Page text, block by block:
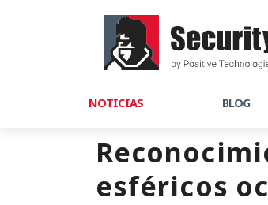
NOTICIAS BLOG
esféricos